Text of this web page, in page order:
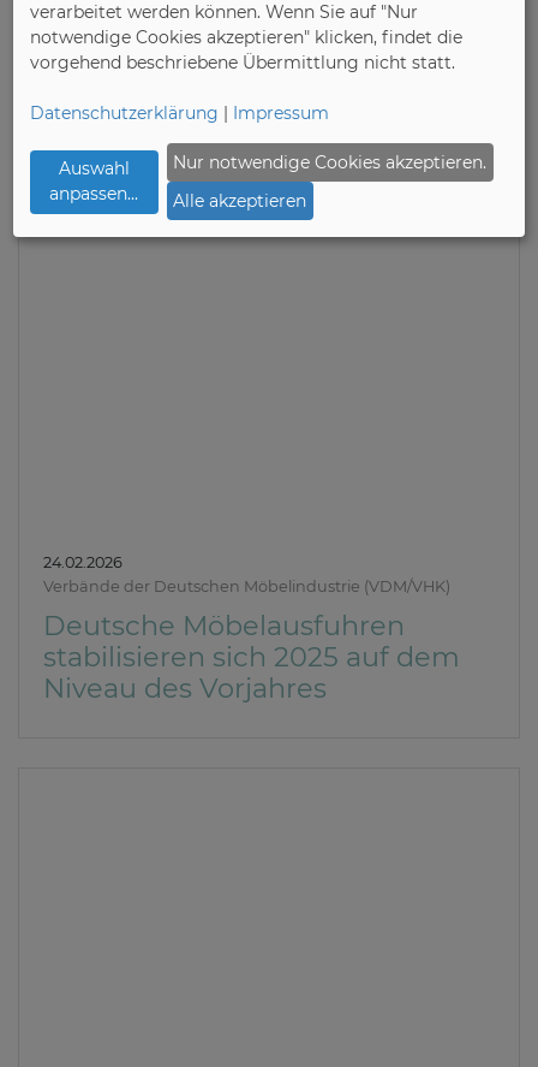
09.03.2026
Deutsche Gütegemeinschaft Möbel e.V. (DGM)
Verantwortung auswählen
24.02.2026
Verbände der Deutschen Möbelindustrie (VDM/VHK)
Deutsche Möbelausfuhren
stabilisieren sich 2025 auf dem
Niveau des Vorjahres
verarbeitet werden können. Wenn Sie auf "Nur
notwendige Cookies akzeptieren" klicken, findet die
vorgehend beschriebene Übermittlung nicht statt.
Datenschutzerklärung | Impressum
Auswahl
anpassen...
Nur notwendige Cookies akzeptieren.
Alle akzeptieren